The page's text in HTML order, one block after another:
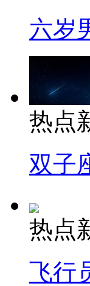
六岁
热点
双子
热点
飞行